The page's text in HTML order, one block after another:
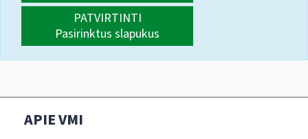
PATVIRTINTI
Pasirinktus slapukus
APIE VMI